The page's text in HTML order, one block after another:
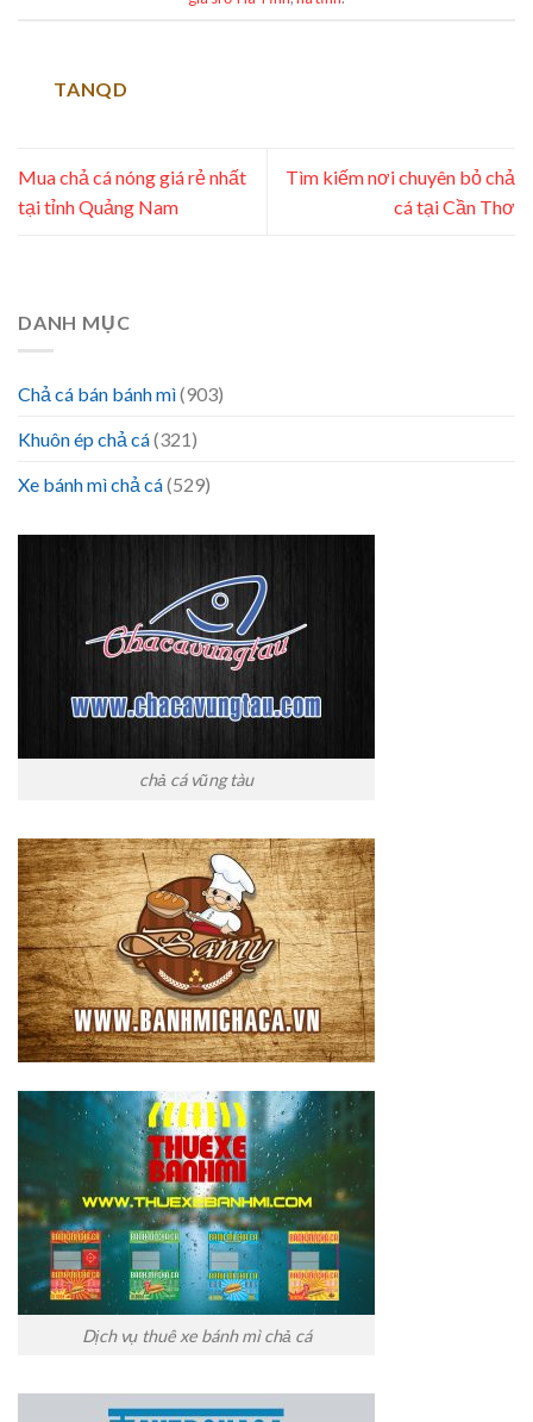
TANQD
Mua chả cá nóng giá rẻ nhất
tại tỉnh Quảng Nam
Tìm kiếm nơi chuyên bỏ chả
cá tại Cần Thơ
DANH MỤC
Chả cá bán bánh mì(903)
Khuôn ép chả cá(321)
Xe bánh mì chả cá(529)
chả cá vũng tàu
Dịch vụ thuê xe bánh mì chả cá